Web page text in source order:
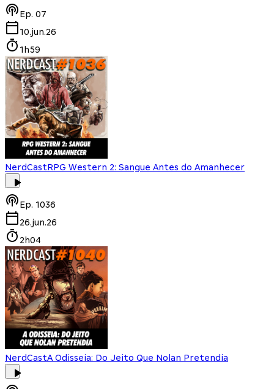
Ep. 07
10.jun.26
1h59
NerdCastRPG Western 2: Sangue Antes do Amanhecer
Ep. 1036
26.jun.26
2h04
NerdCastA Odisseia: Do Jeito Que Nolan Pretendia